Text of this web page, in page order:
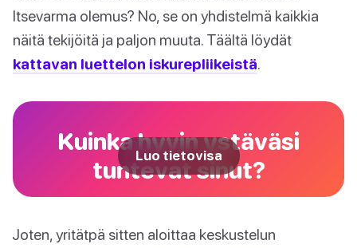
Itsevarma olemus? No, se on yhdistelmä kaikkia
näitä tekijöitä ja paljon muuta. Täältä löydät
kattavan luettelon iskurepliikeistä.
Kuinka hyvin ystäväsi
tuntevat sinut?
Luo tietovisa
Joten, yritätpä sitten aloittaa keskustelun